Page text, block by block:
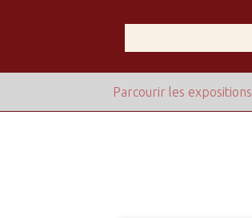
Parcourir les expositions